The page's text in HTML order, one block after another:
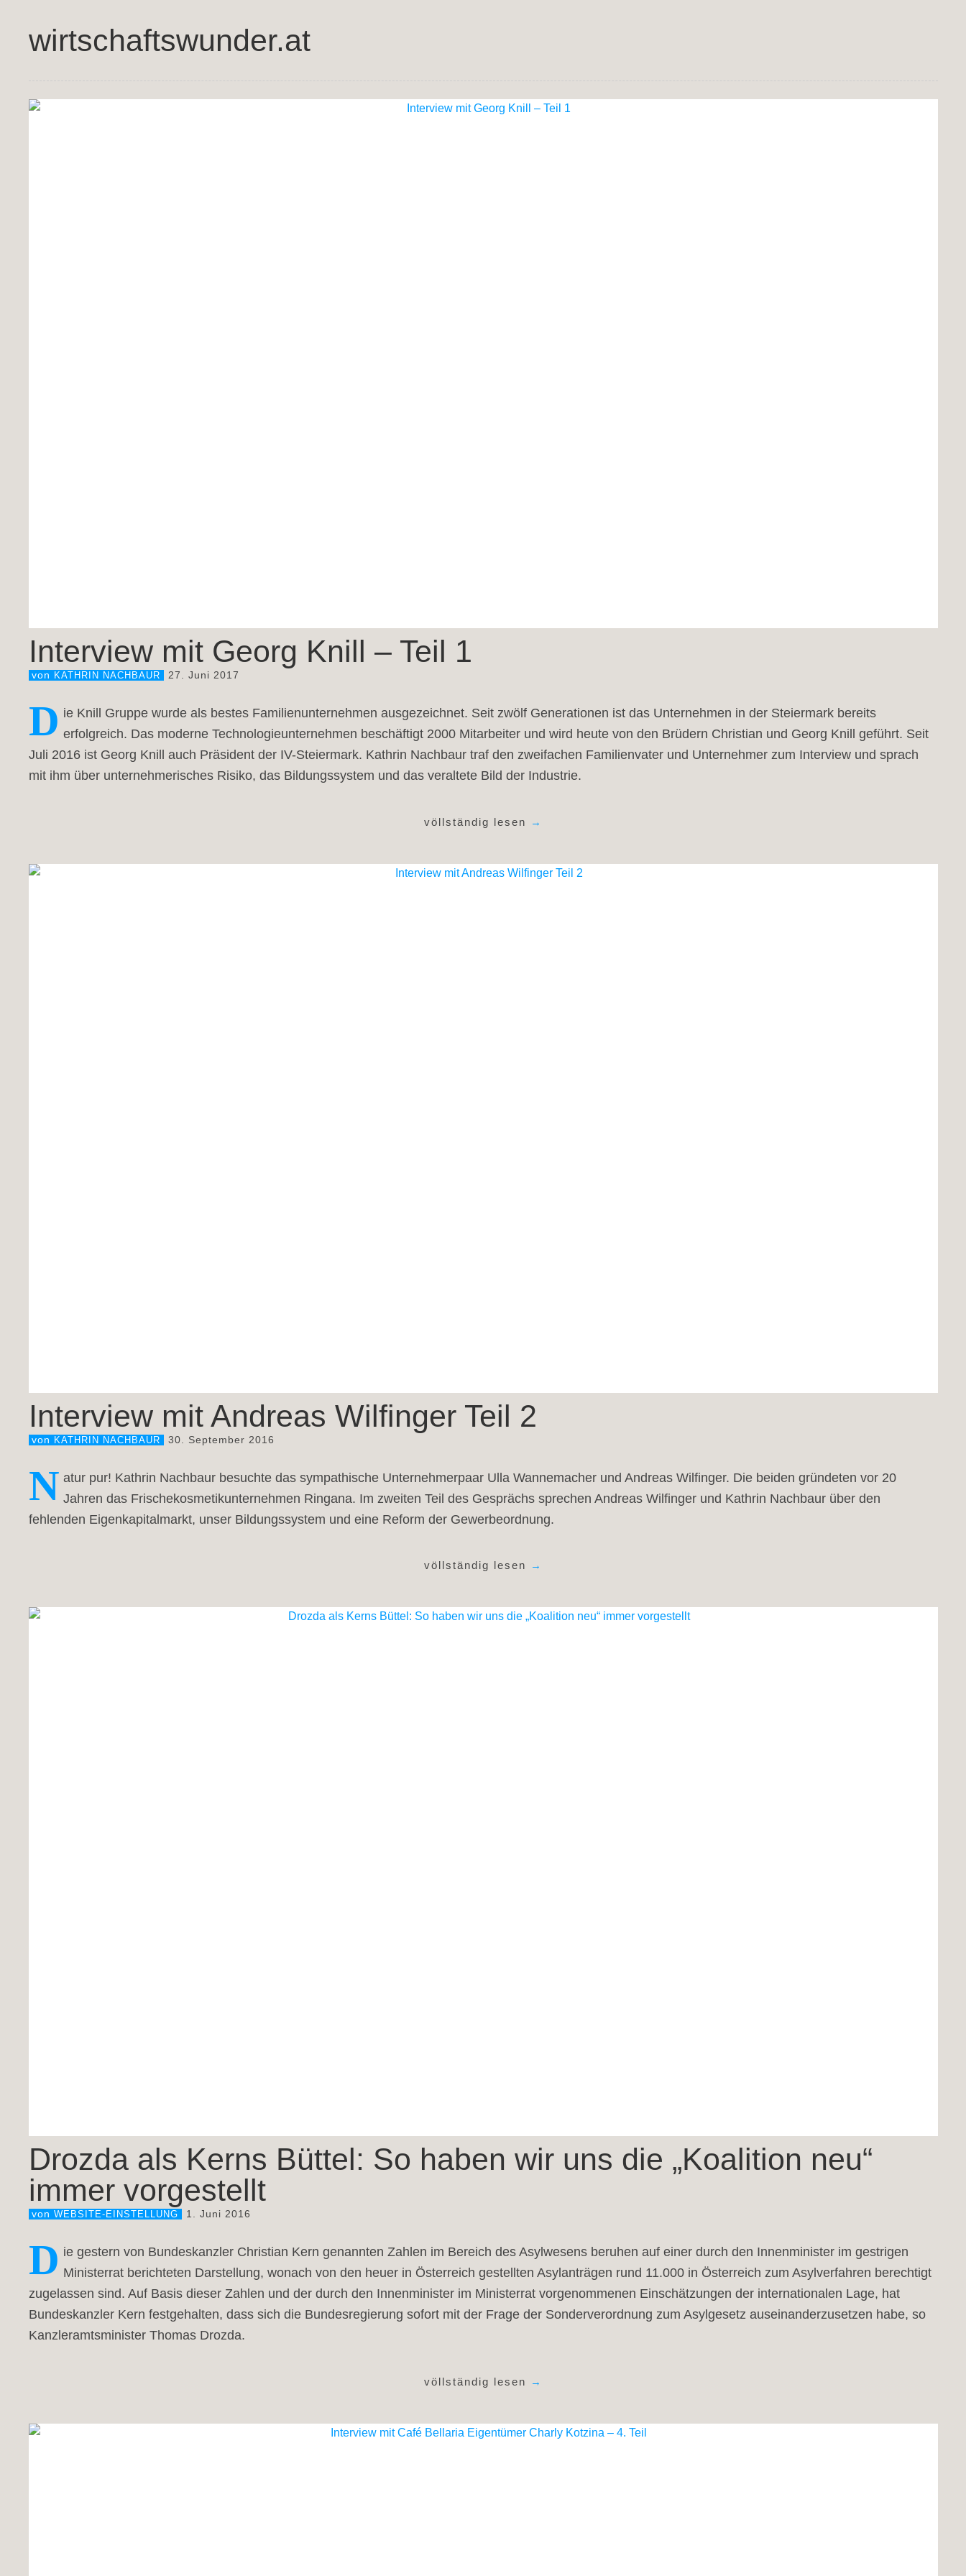
wirtschaftswunder.at
Interview mit Georg Knill – Teil 1
von KATHRIN NACHBAUR 27. Juni 2017
D ie Knill Gruppe wurde als bestes Familienunternehmen ausgezeichnet. Seit zwölf Generationen ist das Unternehmen in der Steiermark bereits
erfolgreich. Das moderne Technologieunternehmen beschäftigt 2000 Mitarbeiter und wird heute von den Brüdern Christian und Georg Knill geführt. Seit
Juli 2016 ist Georg Knill auch Präsident der IV-Steiermark. Kathrin Nachbaur traf den zweifachen Familienvater und Unternehmer zum Interview und sprach
mit ihm über unternehmerisches Risiko, das Bildungssystem und das veraltete Bild der Industrie.
völlständig lesen →
Interview mit Andreas Wilfinger Teil 2
von KATHRIN NACHBAUR 30. September 2016
N atur pur! Kathrin Nachbaur besuchte das sympathische Unternehmerpaar Ulla Wannemacher und Andreas Wilfinger. Die beiden gründeten vor 20
Jahren das Frischekosmetikunternehmen Ringana. Im zweiten Teil des Gesprächs sprechen Andreas Wilfinger und Kathrin Nachbaur über den
fehlenden Eigenkapitalmarkt, unser Bildungssystem und eine Reform der Gewerbeordnung.
völlständig lesen →
Drozda als Kerns Büttel: So haben wir uns die „Koalition neu“
immer vorgestellt
von WEBSITE-EINSTELLUNG 1. Juni 2016
D ie gestern von Bundeskanzler Christian Kern genannten Zahlen im Bereich des Asylwesens beruhen auf einer durch den Innenminister im gestrigen
Ministerrat berichteten Darstellung, wonach von den heuer in Österreich gestellten Asylanträgen rund 11.000 in Österreich zum Asylverfahren berechtigt
zugelassen sind. Auf Basis dieser Zahlen und der durch den Innenminister im Ministerrat vorgenommenen Einschätzungen der internationalen Lage, hat
Bundeskanzler Kern festgehalten, dass sich die Bundesregierung sofort mit der Frage der Sonderverordnung zum Asylgesetz auseinanderzusetzen habe, so
Kanzleramtsminister Thomas Drozda.
völlständig lesen →